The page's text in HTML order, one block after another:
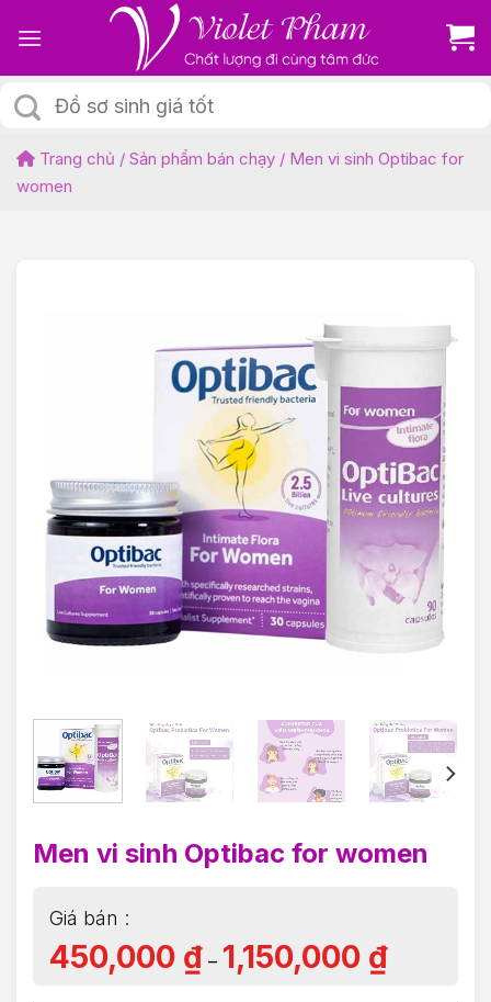
Tìm
kiếm:
Trang chủ / Sản phẩm bán chạy / Men vi sinh Optibac for
women
Men vi sinh Optibac for women
450,000 ₫ – 1,150,000 ₫